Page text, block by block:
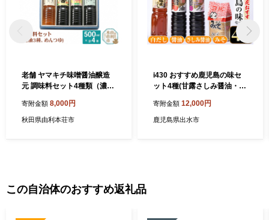
老舗 ヤマキチ味噌醤油醸造
元 調味料セット4種類（濃口
しろしょうゆ・めんつゆ）
寄附金額 8,000円
秋田県由利本荘市
i430 おすすめ鹿児島の味セ
ット4種(甘露さしみ醤油・あ
そ)しょうゆや味噌など4種の
調味料詰め合わせ！ 調味料
寄附金額 12,000円
鹿児島県出水市
この自治体のおすすめ返礼品